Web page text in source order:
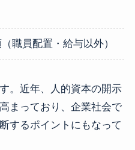
職員配置・給与以外）
。近年、人的資本の開示
まっており、企業社会で
するポイントにもなって